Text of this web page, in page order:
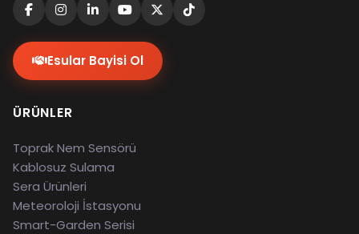
Esular Bayisi Ol
ÜRÜNLER
Toprak Nem Sensörü
Kablosuz Sulama
Sera Ürünleri
Meteoroloji İstasyonu
Smart-Garden Serisi